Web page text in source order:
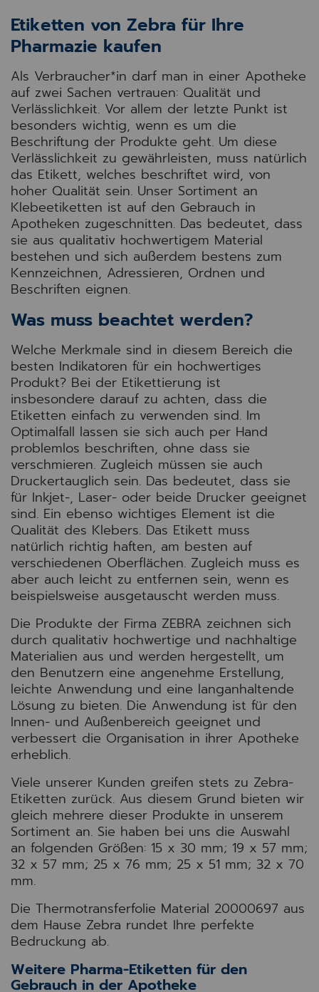
Etiketten von Zebra für Ihre
Pharmazie kaufen
Als Verbraucher*in darf man in einer Apotheke
auf zwei Sachen vertrauen: Qualität und
Verlässlichkeit. Vor allem der letzte Punkt ist
besonders wichtig, wenn es um die
Beschriftung der Produkte geht. Um diese
Verlässlichkeit zu gewährleisten, muss natürlich
das Etikett, welches beschriftet wird, von
hoher Qualität sein. Unser Sortiment an
Klebeetiketten ist auf den Gebrauch in
Apotheken zugeschnitten. Das bedeutet, dass
sie aus qualitativ hochwertigem Material
bestehen und sich außerdem bestens zum
Kennzeichnen, Adressieren, Ordnen und
Beschriften eignen.
Was muss beachtet werden?
Welche Merkmale sind in diesem Bereich die
besten Indikatoren für ein hochwertiges
Produkt? Bei der Etikettierung ist
insbesondere darauf zu achten, dass die
Etiketten einfach zu verwenden sind. Im
Optimalfall lassen sie sich auch per Hand
problemlos beschriften, ohne dass sie
verschmieren. Zugleich müssen sie auch
Druckertauglich sein. Das bedeutet, dass sie
für Inkjet-, Laser- oder beide Drucker geeignet
sind. Ein ebenso wichtiges Element ist die
Qualität des Klebers. Das Etikett muss
natürlich richtig haften, am besten auf
verschiedenen Oberflächen. Zugleich muss es
aber auch leicht zu entfernen sein, wenn es
beispielsweise ausgetauscht werden muss.
Die Produkte der Firma ZEBRA zeichnen sich
durch qualitativ hochwertige und nachhaltige
Materialien aus und werden hergestellt, um
den Benutzern eine angenehme Erstellung,
leichte Anwendung und eine langanhaltende
Lösung zu bieten. Die Anwendung ist für den
Innen- und Außenbereich geeignet und
verbessert die Organisation in ihrer Apotheke
erheblich.
Viele unserer Kunden greifen stets zu Zebra-
Etiketten zurück. Aus diesem Grund bieten wir
gleich mehrere dieser Produkte in unserem
Sortiment an. Sie haben bei uns die Auswahl
an folgenden Größen: 15 x 30 mm; 19 x 57 mm;
32 x 57 mm; 25 x 76 mm; 25 x 51 mm; 32 x 70
mm.
Die Thermotransferfolie Material 20000697 aus
dem Hause Zebra rundet Ihre perfekte
Bedruckung ab.
Weitere Pharma-Etiketten für den
Gebrauch in der Apotheke